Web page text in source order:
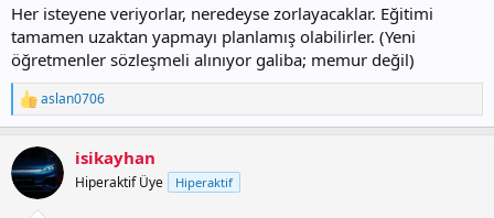
Her isteyene veriyorlar, neredeyse zorlayacaklar. Eğitimi
tamamen uzaktan yapmayı planlamış olabilirler. (Yeni
öğretmenler sözleşmeli alınıyor galiba; memur değil)
T
e
k
i
l
aslan0706
isikayhan
Hiperaktif Üye Hiperaktif